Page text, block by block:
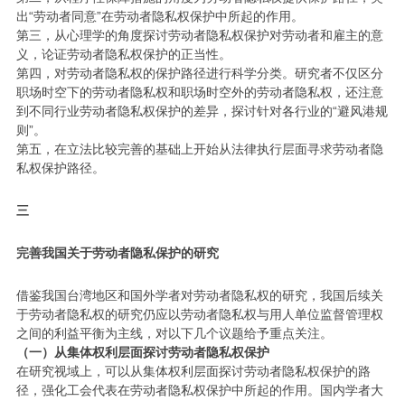
出“劳动者同意”在劳动者隐私权保护中所起的作用。
第三，从心理学的角度探讨劳动者隐私权保护对劳动者和雇主的意
义，论证劳动者隐私权保护的正当性。
第四，对劳动者隐私权的保护路径进行科学分类。研究者不仅区分
职场时空下的劳动者隐私权和职场时空外的劳动者隐私权，还注意
到不同行业劳动者隐私权保护的差异，探讨针对各行业的“避风港规
则”。
第五，在立法比较完善的基础上开始从法律执行层面寻求劳动者隐
私权保护路径。
三
完善我国关于劳动者隐私保护的研究
借鉴我国台湾地区和国外学者对劳动者隐私权的研究，我国后续关
于劳动者隐私权的研究仍应以劳动者隐私权与用人单位监督管理权
之间的利益平衡为主线，对以下几个议题给予重点关注。
（一）从集体权利层面探讨劳动者隐私权保护
在研究视域上，可以从集体权利层面探讨劳动者隐私权保护的路
径，强化工会代表在劳动者隐私权保护中所起的作用。国内学者大